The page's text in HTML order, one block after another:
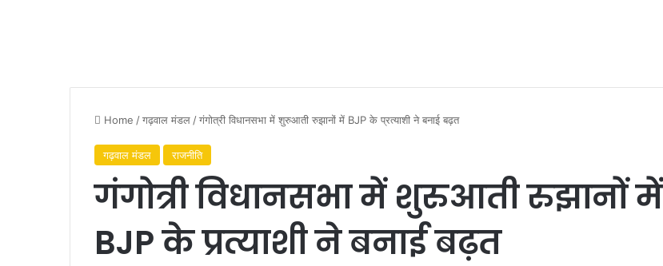
Home /गढ़वाल मंडल /गंगोत्री विधानसभा में शुरुआती रुझानों में BJP के प्रत्याशी ने बनाई बढ़त
गढ़वाल मंडल राजनीति
गंगोत्री विधानसभा में शुरुआती रुझानों में
BJP के प्रत्याशी ने बनाई बढ़त